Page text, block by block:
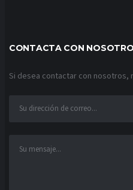
CONTACTA CON
Si desea contactar con nosotros,